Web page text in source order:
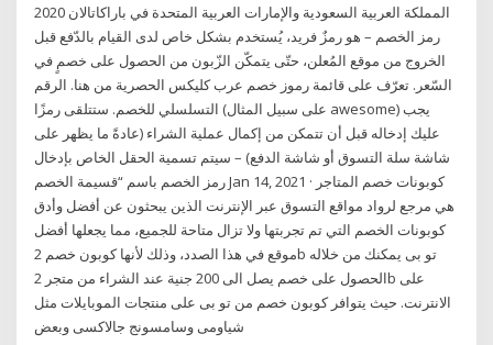
المملكة العربية السعودية والإمارات العربية المتحدة في باراكاتالان 2020
رمز الخصم – هو رمزٌ فريد، يُستخدم بشكل خاص لدى القيام بالدّفع قبل
الخروج من موقع المُعلن، حتّى يتمكّن الزّبون من الحصول على خصمٍ في
السّعر. تعرّف على قائمة رموز خصم عرب كليكس الحصرية من هنا. الرقم
التسلسلي للخصم. ستتلقى رمزًا (على سبيل المثال awesome) يجب
عليك إدخاله قبل أن تتمكن من إكمال عملية الشراء (عادةً ما يظهر على
شاشة سلة التسوق أو شاشة الدفع) – سيتم تسمية الحقل الخاص بإدخال
رمز الخصم باسم “قسيمة الخصم Jan 14, 2021 · كوبونات خصم المتاجر
هي مرجع لرواد مواقع التسوق عبر الإنترنت الذين يبحثون عن أفضل وأدق
كوبونات الخصم التي تم تجربتها ولا تزال متاحة للجميع، مما يجعلها أفضل
موقع في هذا الصدد، وذلك لأنها كوبون خصم 2b تو بى يمكنك من خلاله
الحصول على خصم يصل الى 200 جنية عند الشراء من متجر 2b على
الانترنت. حيث يتوافر كوبون خصم من تو بى على منتجات الموبايلات مثل
شياومى وسامسونج جالاكسى وبعض